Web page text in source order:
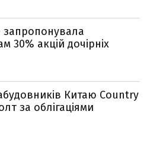
запропонувала
акцій дочірніх
Китаю Country
за облігаціями